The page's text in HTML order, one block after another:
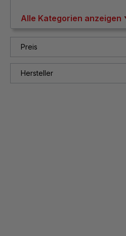
Alle Kategorien anzeigen
Preis
Hersteller